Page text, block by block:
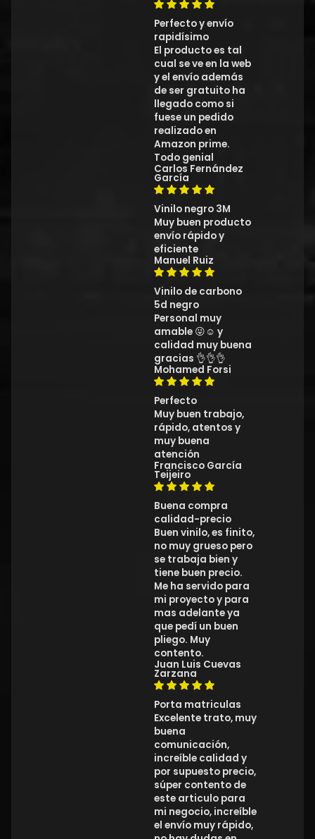
Perfecto y envío
rapidísimo
El producto es tal
cual se ve en la web
y el envío además
de ser gratuito ha
llegado como si
fuese un pedido
realizado en
Amazon prime.
Todo genial
Carlos Fernández
García
Vinilo negro 3M
Muy buen producto
envío rápido y
eficiente
Manuel Ruiz
Vinilo de carbono
5d negro
Personal muy
amable 😜☺️ y
calidad muy buena
gracias 👌👌👌
Mohamed Forsi
Perfecto
Muy buen trabajo,
rápido, atentos y
muy buena
atención
Francisco García
Teijeiro
Buena compra
calidad-precio
Buen vinilo, es finito,
no muy grueso pero
se trabaja bien y
tiene buen precio.
Me ha servido para
mi proyecto y para
mas adelante ya
que pedí un buen
pliego. Muy
contento.
Juan Luis Cuevas
Zarzana
Porta matriculas
Excelente trato, muy
buena
comunicación,
increíble calidad y
por supuesto precio,
súper contento de
este articulo para
mi negocio, increíble
el envío muy rápido,